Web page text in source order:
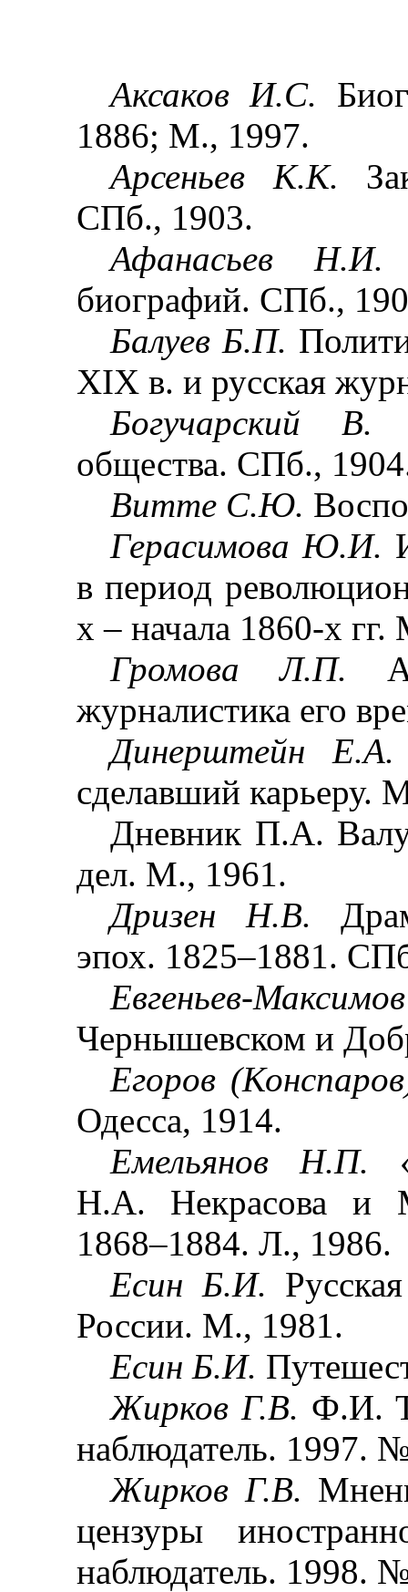
Аксаков И.С.
1886; М., 1997.
Арсеньев К.К.
СПб., 1903.
Афанасьев
биографий. СПб.,
Балуев Б.П.
XIX в. и русская
Богучарский
общества. СПб.,
Витте С.Ю.
Герасимова Ю.И.
в период
х–начала 1860-х
Громова Л.П.
журналистика его
Динерштейн
сделавший карьеру.
Дневник П.А.
дел. М., 1961.
Дризен Н.В.
эпох. 1825–1881.
Евгеньев-
Чернышевском и
Егоров
Одесса, 1914.
Емельянов Н.П.
Н.А. Некрасова и
1868–1884. Л., 1986.
Есин Б.И.
России. М., 1981.
Есин Б.И.
Жирков Г.В. Ф.И.
наблюдатель. 1997.
Жирков Г.В.
цензуры
наблюдатель. 1998.